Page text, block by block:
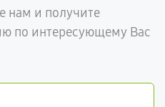
нам и получите
по интересующему Вас